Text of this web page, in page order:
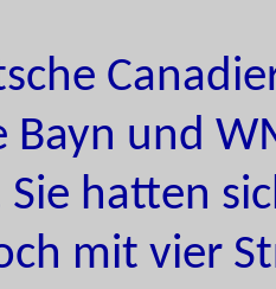
Bayn und
hatten
mit vier